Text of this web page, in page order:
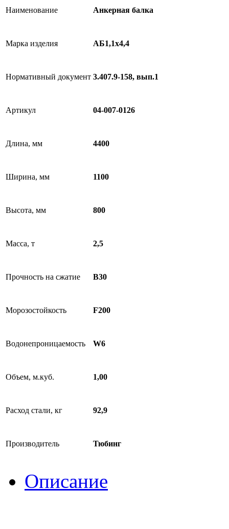
Наименование Анкерная балка
Марка изделия АБ1,1х4,4
Нормативный документ 3.407.9-158, вып.1
Артикул 04-007-0126
Длина, мм 4400
Ширина, мм 1100
Высота, мм 800
Масса, т 2,5
Прочность на сжатие B30
Морозостойкость F200
Водонепроницаемость W6
Объем, м.куб. 1,00
Расход стали, кг 92,9
Производитель Тюбинг
Описание